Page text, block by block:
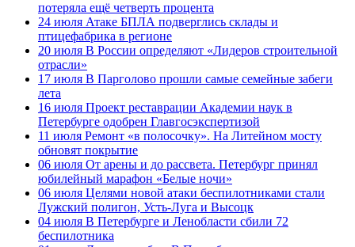
потеряла ещё четверть процента
24 июля Атаке БПЛА подверглись склады и
птицефабрика в регионе
20 июля В России определяют «Лидеров строительной
отрасли»
17 июля В Парголово прошли самые семейные забеги
лета
16 июля Проект реставрации Академии наук в
Петербурге одобрен Главгосэкспертизой
11 июля Ремонт «в полосочку». На Литейном мосту
обновят покрытие
06 июля От арены и до рассвета. Петербург принял
юбилейный марафон «Белые ночи»
06 июля Целями новой атаки беспилотниками стали
Лужский полигон, Усть-Луга и Высоцк
04 июля В Петербурге и Ленобласти сбили 72
беспилотника